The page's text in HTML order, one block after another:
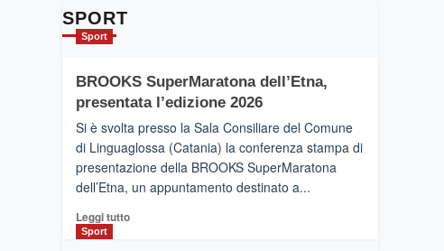
con
la
Al
via
i
collegamenti
SPORT
Sport
BROOKS SuperMaratona dell’Etna,
presentata l’edizione 2026
Si è svolta presso la Sala Consiliare del Comune
di Linguaglossa (Catania) la conferenza stampa di
presentazione della BROOKS SuperMaratona
dell’Etna, un appuntamento destinato a...
Leggi tuttoLeggi
Sport